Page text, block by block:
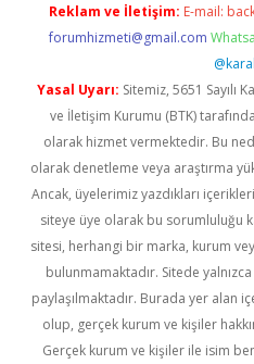
Reklam ve İletişim: E-mail:
forumhizmeti@gmail.com
Yasal Uyarı: Sitemiz, 5651 Sayılı
ve İletişim Kurumu (BTK)
olarak hizmet vermektedir. Bu
olarak denetleme veya araştırma
Ancak, üyelerimiz yazdıkları
siteye üye olarak bu sorumluluğu
sitesi, herhangi bir marka, kurum
bulunmamaktadır. Sitede
paylaşılmaktadır. Burada yer alan
olup, gerçek kurum ve kişiler
Gerçek kurum ve kişiler ile isim